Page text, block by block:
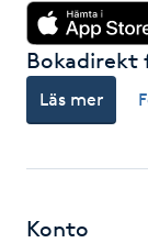
Kemisk peeling
Kinesisk medicin
Läs mer
Konto